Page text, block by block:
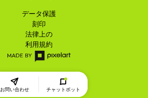
お問い合わせ チャットボット
データ保護
刻印
法律上の
利用規約